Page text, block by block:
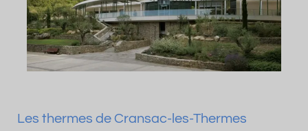
Les thermes de Cransac-les-Thermes